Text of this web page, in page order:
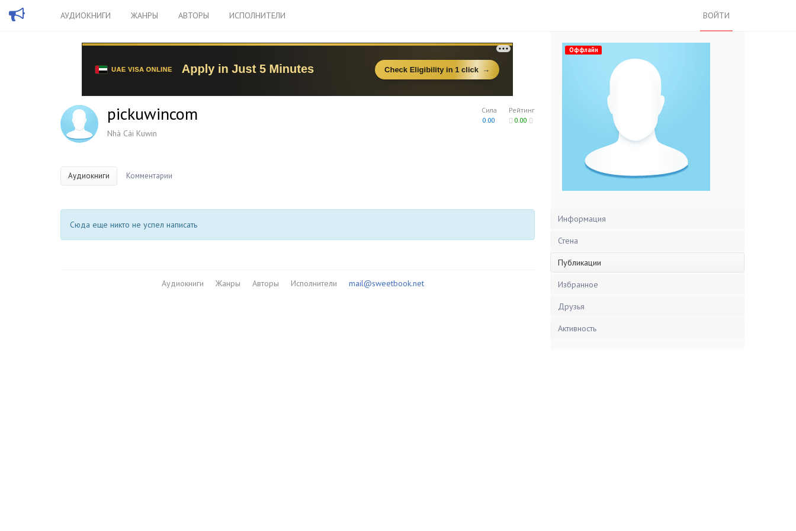
АУДИОКНИГИ ЖАНРЫ АВТОРЫ ИСПОЛНИТЕЛИ ВОЙТИ
Рейтинг
0.00
Сила
0.00
pickuwincom
Nhà Cái Kuwin
Аудиокниги Комментарии
Сюда еще никто не успел написать
Аудиокниги Жанры Авторы Исполнители mail@sweetbook.net
Оффлайн
Информация
Стена
Публикации
Избранное
Друзья
Активность